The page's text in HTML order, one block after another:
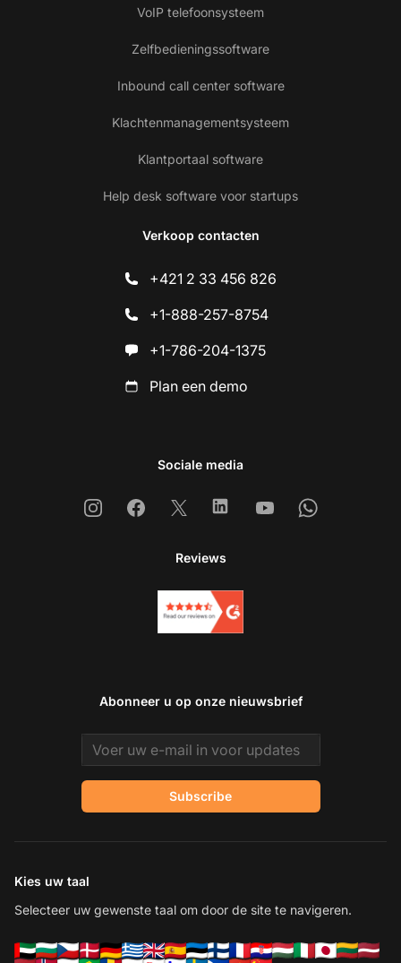
VoIP telefoonsysteem
Zelfbedieningssoftware
Inbound call center software
Klachtenmanagementsysteem
Klantportaal software
Help desk software voor startups
Verkoop contacten
+421 2 33 456 826
+1-888-257-8754
+1-786-204-1375
Plan een demo
Sociale media
InstagramFacebook
X LinkedinYoutubeWhatsapp
Reviews
Abonneer u op onze nieuwsbrief
Email address
Subscribe
Kies uw taal
Selecteer uw gewenste taal om door de site te navigeren.